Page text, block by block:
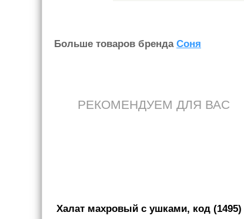
Больше товаров бренда Соня
РЕКОМЕНДУЕМ ДЛЯ ВАС
Халат махровый с ушками, код (1495)